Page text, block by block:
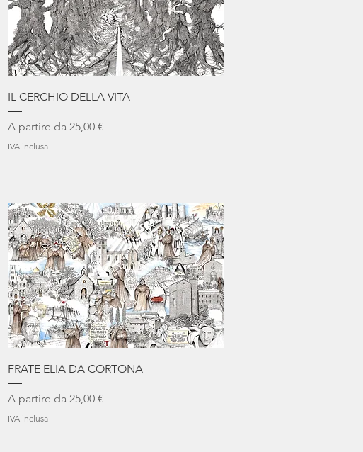
Vista rapida
IL CERCHIO DELLA VITA
A partire da 25,00 €
Prezzo scontato
IVA inclusa
Vista rapida
FRATE ELIA DA CORTONA
A partire da 25,00 €
Prezzo scontato
IVA inclusa